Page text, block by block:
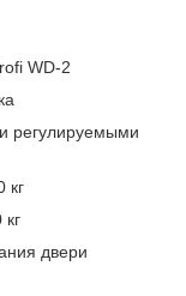
WD-2
регулируемыми
кг
двери